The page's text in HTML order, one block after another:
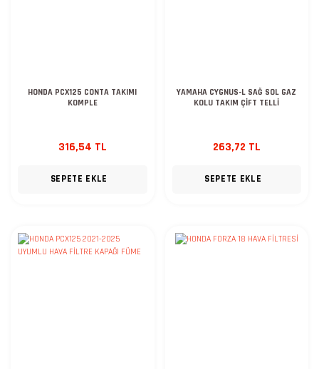
HONDA PCX125 CONTA TAKIMI
KOMPLE
316,54 TL
SEPETE EKLE
YAMAHA CYGNUS-L SAĞ SOL GAZ
KOLU TAKIM ÇİFT TELLİ
263,72 TL
SEPETE EKLE